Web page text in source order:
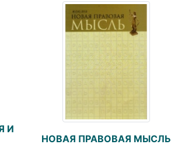
И
НОВАЯ ПРАВОВАЯ МЫСЛЬ